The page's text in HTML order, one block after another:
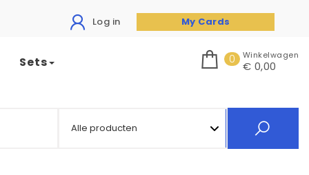
Log in My Cards
Sets 0 Winkelwagen
€ 0,00